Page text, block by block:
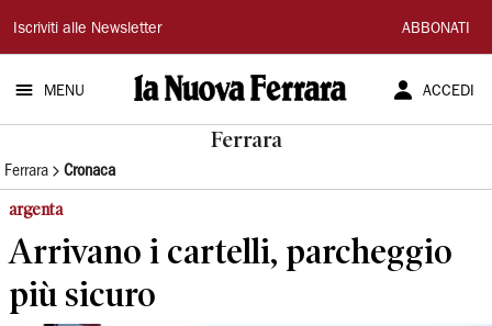
La
Nuova
Ferrara
Iscriviti alle Newsletter ABBONATI
MENU ACCEDI
Ferrara
Ferrara Cronaca
argenta
Arrivano i cartelli, parcheggio
più sicuro